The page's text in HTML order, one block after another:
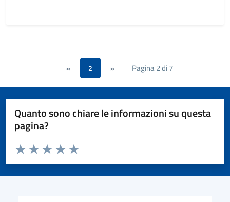
« 2 » Pagina 2 di 7
Quanto sono chiare le informazioni su questa
pagina?
Valuta da 1 a 5 stelle la pagina
Valuta 5 stelle su 5
Valuta 4 stelle su 5
Valuta 3 stelle su 5
Valuta 2 stelle su 5
Valuta 1 stelle su 5